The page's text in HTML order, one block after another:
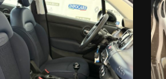
dalle migliori Società di Gestione
con zero anticipo e rate sino a 120
, atti vandalici , protezione del